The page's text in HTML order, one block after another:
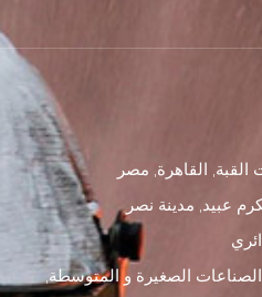
ج, منطقة الصناعات الصغيرة و المتوسطة,